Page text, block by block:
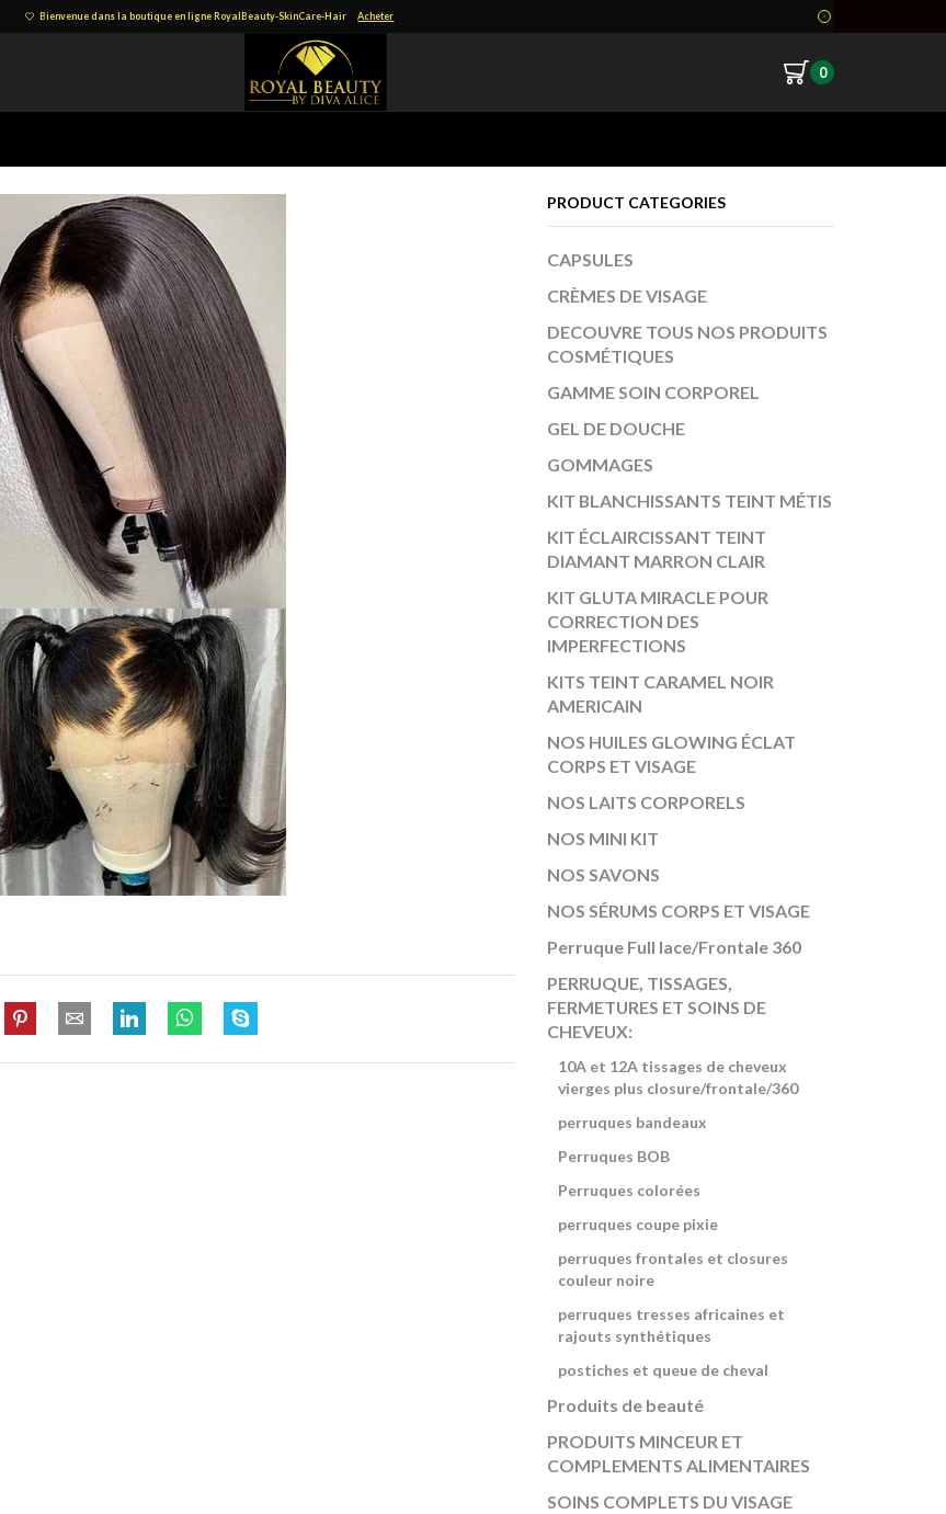
Bienvenue dans la boutique en ligne RoyalBeauty-SkinCare-Hair Acheter
0
PRODUCT CATEGORIES
CAPSULES
CRÈMES DE VISAGE
DECOUVRE TOUS NOS PRODUITS
COSMÉTIQUES
GAMME SOIN CORPOREL
GEL DE DOUCHE
GOMMAGES
KIT BLANCHISSANTS TEINT MÉTIS
KIT ÉCLAIRCISSANT TEINT
DIAMANT MARRON CLAIR
KIT GLUTA MIRACLE POUR
CORRECTION DES
IMPERFECTIONS
KITS TEINT CARAMEL NOIR
AMERICAIN
NOS HUILES GLOWING ÉCLAT
CORPS ET VISAGE
NOS LAITS CORPORELS
NOS MINI KIT
NOS SAVONS
NOS SÉRUMS CORPS ET VISAGE
Perruque Full lace/Frontale 360
PERRUQUE, TISSAGES,
FERMETURES ET SOINS DE
CHEVEUX:
10A et 12A tissages de cheveux
vierges plus closure/frontale/360
perruques bandeaux
Perruques BOB
Perruques colorées
perruques coupe pixie
perruques frontales et closures
couleur noire
perruques tresses africaines et
rajouts synthétiques
postiches et queue de cheval
Produits de beauté
PRODUITS MINCEUR ET
COMPLEMENTS ALIMENTAIRES
SOINS COMPLETS DU VISAGE